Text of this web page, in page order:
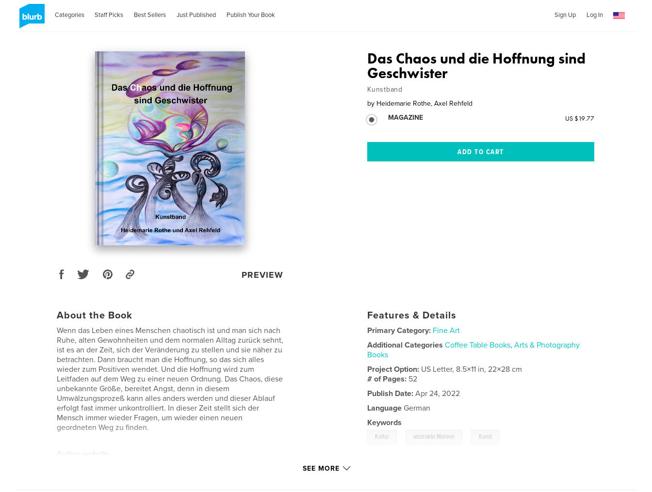
Categories Staff Picks Best Sellers Just Published Publish Your Book Sign Up Log In
PREVIEW
Das Chaos und die Hoffnung sind
Geschwister
Kunstband
by Heidemarie Rothe, Axel Rehfeld
MAGAZINE
US $19.77
About the Book
Wenn das Leben eines Menschen chaotisch ist und man sich nach
Ruhe, alten Gewohnheiten und dem normalen Alltag zurück sehnt,
ist es an der Zeit, sich der Veränderung zu stellen und sie näher zu
betrachten. Dann braucht man die Hoffnung, so das sich alles
wieder zum Positiven wendet. Und die Hoffnung wird zum
Leitfaden auf dem Weg zu einer neuen Ordnung. Das Chaos, diese
unbekannte Größe, bereitet Angst, denn in diesem
Umwälzungsprozeß kann alles anders werden und dieser Ablauf
erfolgt fast immer unkontrolliert. In dieser Zeit stellt sich der
Mensch immer wieder Fragen, um wieder einen neuen
geordneten Weg zu finden.
Author website
Features & Details
Primary Category: Fine Art
Additional Categories Coffee Table Books,Arts & Photography
Books
Project Option: US Letter, 8.5×11 in, 22×28 cm
# of Pages: 52
Publish Date: Apr 24, 2022
Language German
Keywords
Kultur abstrakte Malerei Kunst
SEE MORE